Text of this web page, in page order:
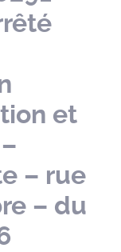
et
– rue
– du